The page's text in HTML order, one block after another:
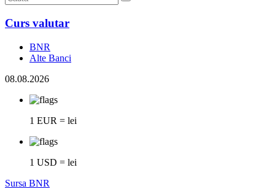
Curs valutar
BNR
Alte Banci
08.08.2026
1 EUR = lei
1 USD = lei
Sursa BNR